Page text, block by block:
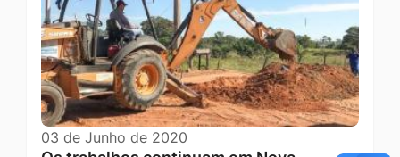
03 de Junho de 2020